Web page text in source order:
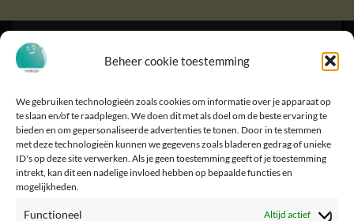
Beheer cookie toestemming
We gebruiken technologieën zoals cookies om informatie over je apparaat op
te slaan en/of te raadplegen. We doen dit met als doel om de beste ervaring te
bieden en om gepersonaliseerde advertenties te tonen. Door in te stemmen
met deze technologieën kunnen we gegevens zoals bladeren gedrag of unieke
ID's op deze site verwerken. Als je geen toestemming geeft of je toestemming
intrekt, kan dit een nadelige invloed hebben op bepaalde functies en
mogelijkheden.
Functioneel Altijd actief